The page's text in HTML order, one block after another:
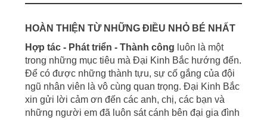
HOÀN THIỆN TỪ NHỮNG ĐIỀU NHỎ BÉ NHẤT
Hợp tác - Phát triển - Thành công luôn là một
trong những mục tiêu mà Đại Kinh Bắc hướng đến.
Để có được những thành tựu, sự cố gắng của đội
ngũ nhân viên là vô cùng quan trọng. Đại Kinh Bắc
xin gửi lời cảm ơn đến các anh, chị, các bạn và
những người em đã luôn sát cánh bên đại gia đình